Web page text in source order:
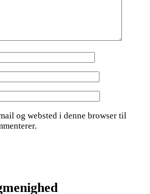
og websted i denne browser til